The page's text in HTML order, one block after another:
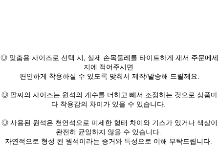
◎ 맞춤용 사이즈로 선택 시, 실제 손목둘레를 타이트하게 재서 주문메세
지에 적어주시면
편안하게 착용하실 수 있도록 맞춰서 제작/발송해 드릴께요.
◎ 팔찌의 사이즈는 원석의 개수를 더하고 빼서 조정하는 것으로 상품마
다 착용감의 차이가 있을 수 있습니다.
◎ 사용된 원석은 천연석으로 미세한 형태 차이와 기스가 있거나 색상이
완전히 균일하지 않을 수 있습니다.
자연적으로 형성 된 원석이라는 증거와 특성으로 이해 부탁드립니다.